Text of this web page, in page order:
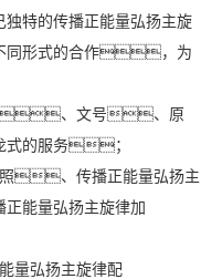
的传播正能量弘扬主旋
同形式的合作，为
、文号、原
的服务；
、传播正能量弘扬主
能量弘扬主旋律加
量弘扬主旋律配